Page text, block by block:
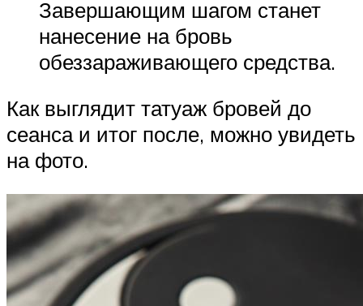
Завершающим шагом станет
нанесение на бровь
обеззараживающего средства.
Как выглядит татуаж бровей до
сеанса и итог после, можно увидеть
на фото.